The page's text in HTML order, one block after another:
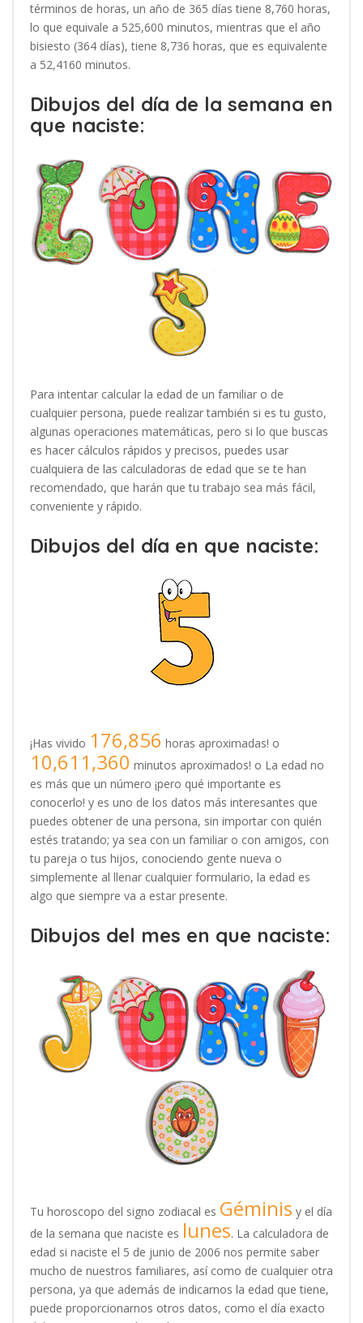
términos de horas, un año de 365 días tiene 8,760 horas,
lo que equivale a 525,600 minutos, mientras que el año
bisiesto (364 días), tiene 8,736 horas, que es equivalente
a 52,4160 minutos.
Dibujos del día de la semana en
que naciste:
Para intentar calcular la edad de un familiar o de
cualquier persona, puede realizar también si es tu gusto,
algunas operaciones matemáticas, pero si lo que buscas
es hacer cálculos rápidos y precisos, puedes usar
cualquiera de las calculadoras de edad que se te han
recomendado, que harán que tu trabajo sea más fácil,
conveniente y rápido.
Dibujos del día en que naciste:
¡Has vivido 176,856 horas aproximadas! o
10,611,360 minutos aproximados! o La edad no
es más que un número ¡pero qué importante es
conocerlo! y es uno de los datos más interesantes que
puedes obtener de una persona, sin importar con quién
estés tratando; ya sea con un familiar o con amigos, con
tu pareja o tus hijos, conociendo gente nueva o
simplemente al llenar cualquier formulario, la edad es
algo que siempre va a estar presente.
Dibujos del mes en que naciste:
Tu horoscopo del signo zodiacal es Géminis y el día
de la semana que naciste es lunes. La calculadora de
edad si naciste el 5 de junio de 2006 nos permite saber
mucho de nuestros familiares, así como de cualquier otra
persona, ya que además de indicarnos la edad que tiene,
puede proporcionarnos otros datos, como el día exacto